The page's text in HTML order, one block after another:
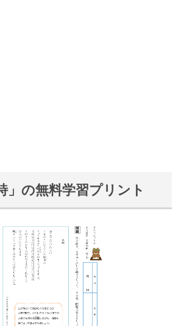
」の無料学習プリント